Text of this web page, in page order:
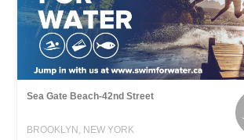
Sea Gate Beach-42nd Street
BROOKLYN, NEW YORK